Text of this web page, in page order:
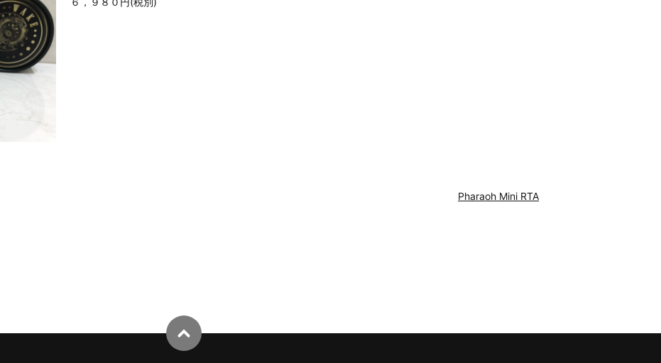
Pharaoh Mini RTA